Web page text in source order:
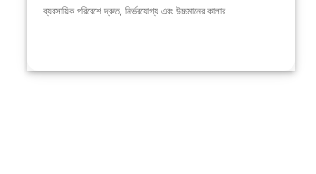
ব্যবসায়িক পরিবেশে দ্রুত, নির্ভরযোগ্য এবং উচ্চমানের কালার